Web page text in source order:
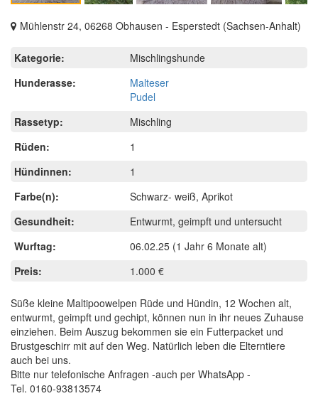
Next
Mühlenstr 24, 06268 Obhausen - Esperstedt (Sachsen-Anhalt)
Kategorie:
Mischlingshunde
Hunderasse:
Malteser
Pudel
Rassetyp:
Mischling
Rüden:
1
Hündinnen:
1
Farbe(n):
Schwarz- weiß, Aprikot
Gesundheit:
Entwurmt, geimpft und untersucht
Wurftag:
06.02.25 (1 Jahr 6 Monate alt)
Preis:
1.000 €
Süße kleine Maltipoowelpen Rüde und Hündin, 12 Wochen alt,
entwurmt, geimpft und gechipt, können nun in ihr neues Zuhause
einziehen. Beim Auszug bekommen sie ein Futterpacket und
Brustgeschirr mit auf den Weg. Natürlich leben die Elterntiere
auch bei uns.
Bitte nur telefonische Anfragen -auch per WhatsApp -
Tel. 0160-93813574